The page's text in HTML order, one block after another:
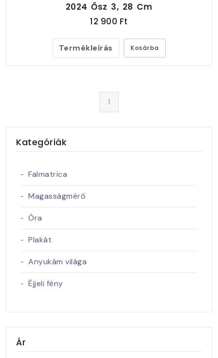
Kategóriák
Falmatrica
Magasságmérő
Óra
Plakát
Anyukám világa
Éjjeli fény
Ár
2024 Ősz 3, 28 Cm
12 900 Ft
Termékleírás Kosárba
1